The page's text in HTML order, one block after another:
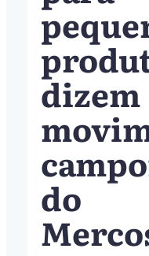
dizem
do